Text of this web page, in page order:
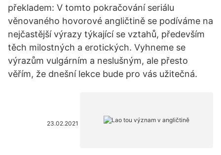
překladem: V tomto pokračování seriálu
věnovaného hovorové angličtině se podíváme na
nejčastější výrazy týkající se vztahů, především
těch milostných a erotických. Vyhneme se
výrazům vulgárním a neslušným, ale přesto
věřím, že dnešní lekce bude pro vás užitečná.
23.02.2021